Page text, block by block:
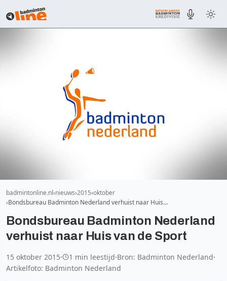
badmintonline.nl nieuws 2015 oktober
Bondsbureau Badminton Nederland verhuist naar Huis…
Bondsbureau Badminton Nederland
verhuist naar Huis van de Sport
15 oktober 2015· 1 min leestijd·Bron: Badminton Nederland·
Artikelfoto: Badminton Nederland